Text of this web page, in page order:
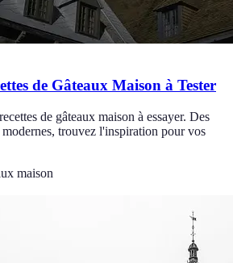
de Gâteaux Maison à Tester
de gâteaux maison à essayer. Des
modernes, trouvez l'inspiration pour vos
maison